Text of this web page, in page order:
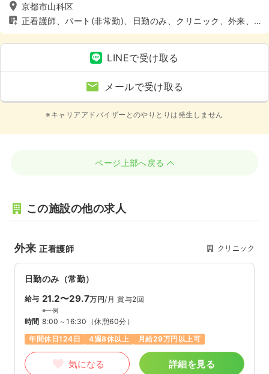
京都市山科区
正看護師、パート(非常勤)、日勤のみ、クリニック、外来、4
週8休以上
LINEで受け取る
メールで受け取る
※キャリアアドバイザーとのやりとりは発生しません
ページ上部へ戻る
この施設の他の求人
外来正看護師 クリニック
日勤のみ（常勤）
給与 21.2〜29.7万円/月 賞与2回
※一例
時間 8:00～16:30 （休憩60分）
年間休日124日
4週8休以上 月給29万円以上可
気になる 詳細を見る